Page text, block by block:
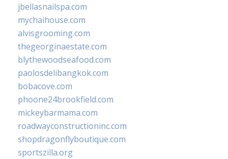
jbellasnailspa.com
mychaihouse.com
alvisgrooming.com
thegeorginaestate.com
blythewoodseafood.com
paolosdelibangkok.com
bobacove.com
phoone24brookfield.com
mickeybarmama.com
roadwayconstructioninc.com
shopdragonflyboutique.com
sportszilla.org